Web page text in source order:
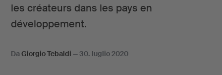
les créateurs dans les pays en
développement.
DaGiorgio Tebaldi —30. luglio 2020